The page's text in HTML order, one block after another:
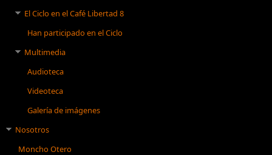
El Ciclo en el Café Libertad 8
Han participado en el Ciclo
Multimedia
Audioteca
Videoteca
Galería de imágenes
Nosotros
Moncho Otero